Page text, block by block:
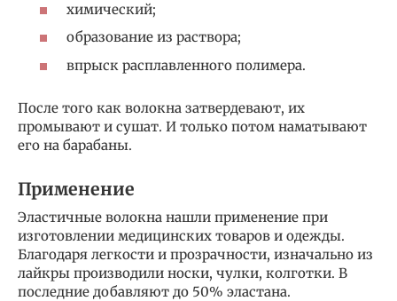
химический;
образование из раствора;
впрыск расплавленного полимера.
После того как волокна затвердевают, их
промывают и сушат. И только потом наматывают
его на барабаны.
Применение
Эластичные волокна нашли применение при
изготовлении медицинских товаров и одежды.
Благодаря легкости и прозрачности, изначально из
лайкры производили носки, чулки, колготки. В
последние добавляют до 50% эластана.